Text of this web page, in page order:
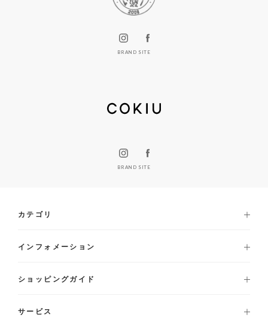
BRAND SITE
BRAND SITE
カテゴリ
インフォメーション
ショッピングガイド
サービス